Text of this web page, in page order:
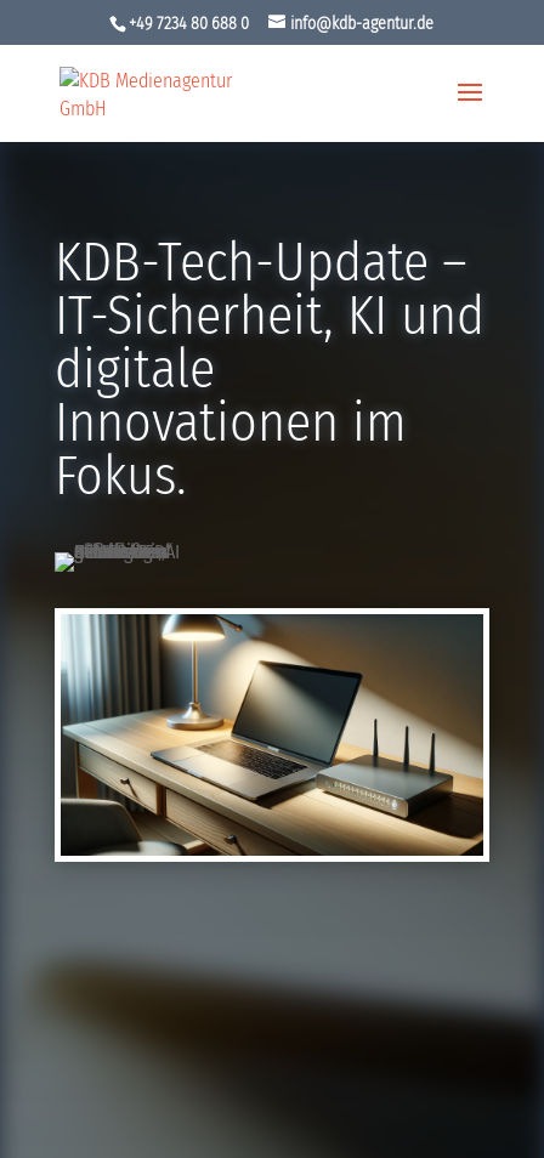
+49 7234 80 688 0 info@kdb-agentur.de
KDB-Tech-Update –
IT-Sicherheit, KI und
digitale
Innovationen im
Fokus.